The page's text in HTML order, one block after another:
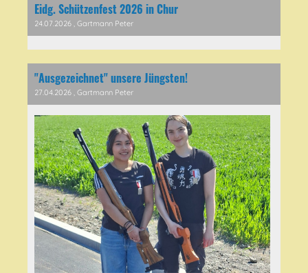
Eidg. Schützenfest 2026 in Chur
24.07.2026 , Gartmann Peter
"Ausgezeichnet" unsere Jüngsten!
27.04.2026 , Gartmann Peter